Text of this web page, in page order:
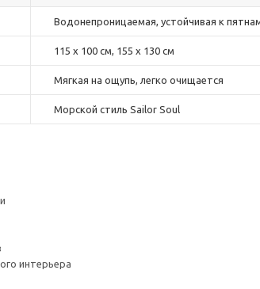
Водонепроницаемая, устойчивая к
115 x 100 см, 155 x 130 см
Мягкая на ощупь, легко очищается
Морской стиль Sailor Soul
интерьера